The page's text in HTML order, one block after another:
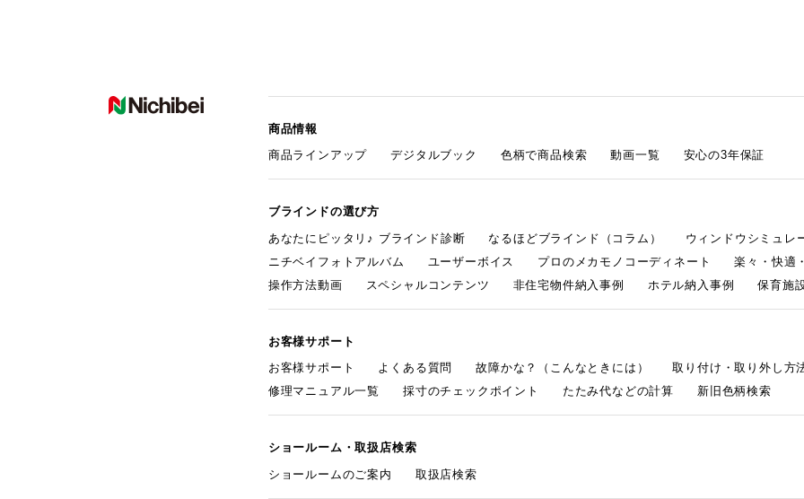
商品情報
商品ラインアップ
デジタルブック 色柄で商品検索 動画一覧 安心の3年保証
ブラインドの選び方
あなたにピッタリ♪ ブラインド診断
なるほどブラインド（コラム） ウィンドウシミュレ
ニチベイフォトアルバム
ユーザーボイス プロのメカモノコーディネート 楽々・快適
操作方法動画
スペシャルコンテンツ 非住宅物件納入事例 ホテル納入事例 保育施
お客様サポート
お客様サポート
よくある質問 故障かな？（こんなときには） 取り付け・取り外し方
修理マニュアル一覧
採寸のチェックポイント たたみ代などの計算 新旧色柄検索
ショールーム・取扱店検索
ショールームのご案内
取扱店検索